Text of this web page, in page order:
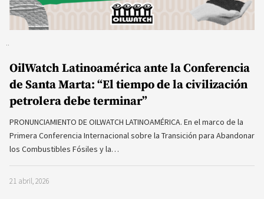
OilWatch Latinoamérica ante la Conferencia
de Santa Marta: “El tiempo de la civilización
petrolera debe terminar”
PRONUNCIAMIENTO DE OILWATCH LATINOAMÉRICA. En el marco de la
Primera Conferencia Internacional sobre la Transición para Abandonar
los Combustibles Fósiles y la…
21 abril, 2026